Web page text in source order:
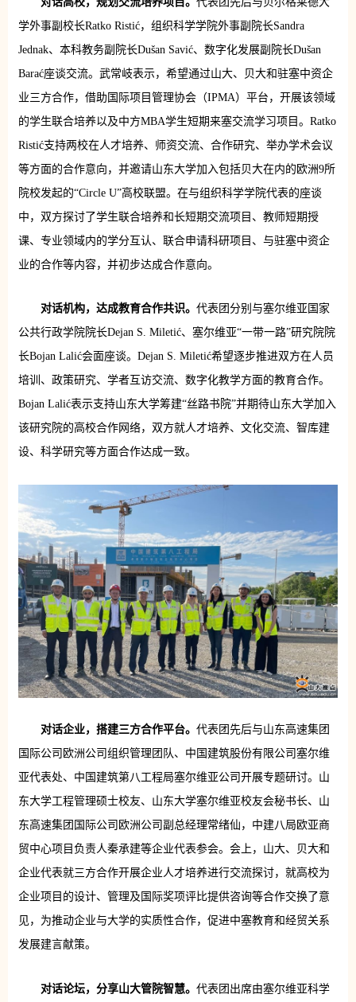
学外事副校长Ratko Ristić，组织科学学院外事副院长Sandra
Jednak、本科教务副院长Dušan Savić、数字化发展副院长Dušan
Barać座谈交流。武常岐表示，希望通过山大、贝大和驻塞中资企
业三方合作，借助国际项目管理协会（IPMA）平台，开展该领域
的学生联合培养以及中方MBA学生短期来塞交流学习项目。Ratko
Ristić支持两校在人才培养、师资交流、合作研究、举办学术会议
等方面的合作意向，并邀请山东大学加入包括贝大在内的欧洲9所
院校发起的“Circle U”高校联盟。在与组织科学学院代表的座谈
中，双方探讨了学生联合培养和长短期交流项目、教师短期授
课、专业领域内的学分互认、联合申请科研项目、与驻塞中资企
业的合作等内容，并初步达成合作意向。
对话机构，达成教育合作共识。 代表团分别与塞尔维亚国家
公共行政学院院长Dejan S. Miletić、塞尔维亚“一带一路”研究院院
长Bojan Lalić会面座谈。Dejan S. Miletić希望逐步推进双方在人员
培训、政策研究、学者互访交流、数字化教学方面的教育合作。
Bojan Lalić表示支持山东大学筹建“丝路书院”并期待山东大学加入
该研究院的高校合作网络，双方就人才培养、文化交流、智库建
设、科学研究等方面合作达成一致。
对话企业，搭建三方合作平台。 代表团先后与山东高速集团
国际公司欧洲公司组织管理团队、中国建筑股份有限公司塞尔维
亚代表处、中国建筑第八工程局塞尔维亚公司开展专题研讨。山
东大学工程管理硕士校友、山东大学塞尔维亚校友会秘书长、山
东高速集团国际公司欧洲公司副总经理常绪仙，中建八局欧亚商
贸中心项目负责人秦承建等企业代表参会。会上，山大、贝大和
企业代表就三方合作开展企业人才培养进行交流探讨，就高校为
企业项目的设计、管理及国际奖项评比提供咨询等合作交换了意
见，为推动企业与大学的实质性合作，促进中塞教育和经贸关系
发展建言献策。
对话论坛，分享山大管院智慧。 代表团出席由塞尔维亚科学